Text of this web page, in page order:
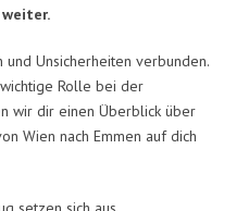
Unsicherheiten verbunden.
Rolle bei der
wir dir einen Überblick über
Wien nach Emmen auf dich